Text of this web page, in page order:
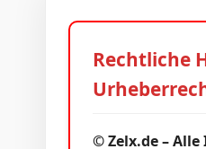
Rechtliche
© Zelx.de –